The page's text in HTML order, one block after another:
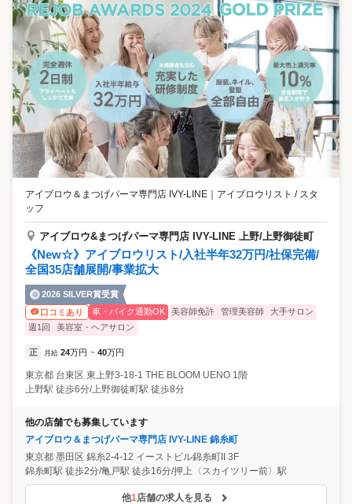
アイブロウ＆まつげパーマ専門店 IVY-LINE
アイブロウリスト / スタ
ッフ
アイブロウ&まつげパーマ専門店 IVY-LINE 上野/上野御徒町
《New☆》アイブロウリスト/入社半年32万円/社保完備/
全国35店舗展開/事業拡大
2026 SILVER賞受賞
口コミあり
車・バイク通勤OK 美容師免許 管理美容師
大手サロン
週1回
美容室・ヘアサロン
正 月給 24万円 ~ 40万円
東京都 台東区 東上野3-18-1 THE BLOOM UENO 1階
上野駅 徒歩6分/上野御徒町駅 徒歩8分
他の店舗でも募集しています
アイブロウ＆まつげパーマ専門店 IVY-LINE 錦糸町
東京都 墨田区 錦糸2-4-12 イーストビル錦糸町II 3F
錦糸町駅 徒歩2分/亀戸駅 徒歩16分/押上〈スカイツリー前〉駅
他1店舗の求人を見る